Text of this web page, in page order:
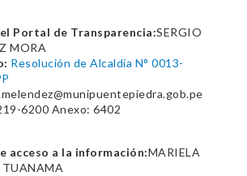
Portal de Transparencia:SERGIO
MORA
Resolución de Alcaldía N° 0013-
6200 Anexo: 6402
acceso a la información:MARIELA
TUANAMA